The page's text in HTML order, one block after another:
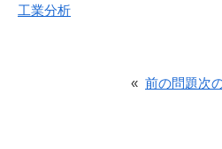
工業分析
« 前の問題次